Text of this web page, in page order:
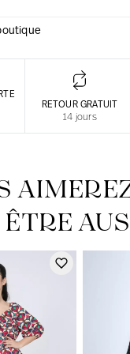
responsable en France
dans le journal
RETOUR GRATUIT
14 jours
ÊTRE